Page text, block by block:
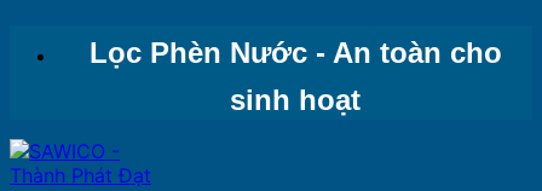
qua
Lọc Phèn Nước - An toàn cho
sinh hoạt